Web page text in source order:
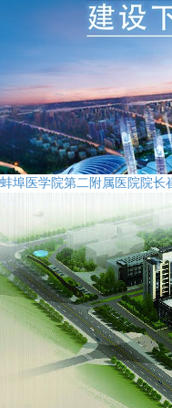
蚌埠医学院第二附属医院院长